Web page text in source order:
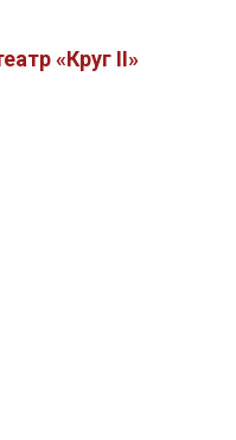
«Круг II»